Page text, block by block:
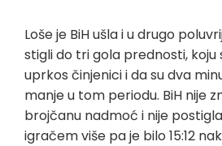
Loše je BiH ušla i u drugo
stigli do tri gola prednosti, koju
uprkos činjenici i da su dva
manje u tom periodu. BiH nije
brojčanu nadmoć i nije
igračem više pa je bilo 15:12